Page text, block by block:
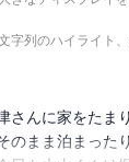
字列のハイライト
さんに家をたま
のまま泊まった